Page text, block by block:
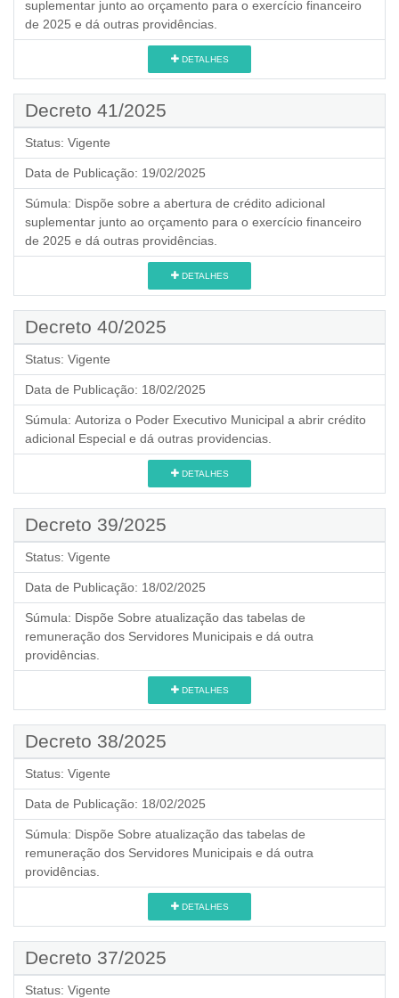
suplementar junto ao orçamento para o exercício financeiro
de 2025 e dá outras providências.
DETALHES
Decreto 41/2025
Status: Vigente
Data de Publicação: 19/02/2025
Súmula: Dispõe sobre a abertura de crédito adicional
suplementar junto ao orçamento para o exercício financeiro
de 2025 e dá outras providências.
DETALHES
Decreto 40/2025
Status: Vigente
Data de Publicação: 18/02/2025
Súmula: Autoriza o Poder Executivo Municipal a abrir crédito
adicional Especial e dá outras providencias.
DETALHES
Decreto 39/2025
Status: Vigente
Data de Publicação: 18/02/2025
Súmula: Dispõe Sobre atualização das tabelas de
remuneração dos Servidores Municipais e dá outra
providências.
DETALHES
Decreto 38/2025
Status: Vigente
Data de Publicação: 18/02/2025
Súmula: Dispõe Sobre atualização das tabelas de
remuneração dos Servidores Municipais e dá outra
providências.
DETALHES
Decreto 37/2025
Status: Vigente